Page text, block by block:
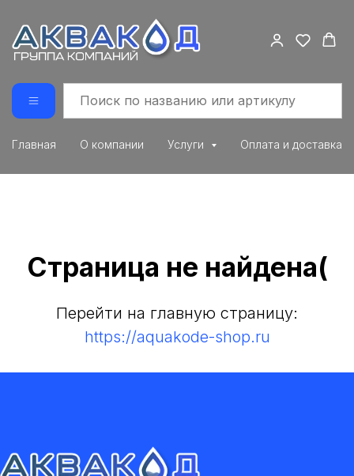
Главная О компании Услуги Оплата и доставка
Страница не найдена(
Перейти на главную страницу:
https://aquakode-shop.ru